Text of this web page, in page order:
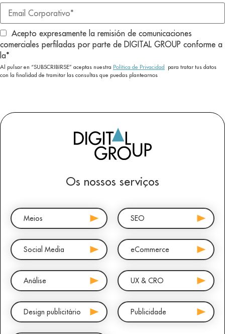
Acepto expresamente la remisión de comunicaciones
comerciales perfiladas por parte de DIGITAL GROUP conforme a
la*
Al pulsar en “SUBSCRIBIRSE” aceptas nuestra Política de Privacidad para tratar tus datos
con la finalidad de tramitar las consultas que puedas plantearnos
Os nossos serviços
Meios SEO
Social Media eCommerce
Análise UX & CRO
Design publicitário Publicidade